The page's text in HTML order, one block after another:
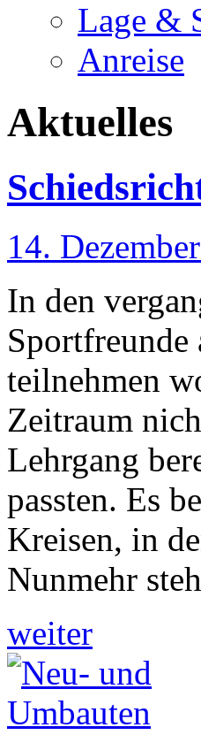
Lage &
Anreise
Aktuelles
14.
In den
Sportfreunde
teilnehmen
Zeitraum
Lehrgang
passten. Es
Kreisen, in
Nunmehr
weiter